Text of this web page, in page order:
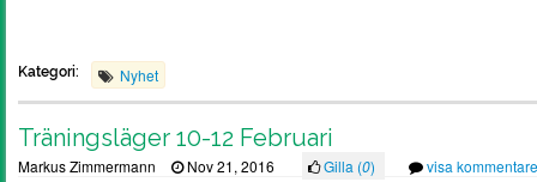
Kategori: Nyhet
Träningsläger 10-12 Februari
Markus Zimmermann Nov 21, 2016 Gilla (0) visa